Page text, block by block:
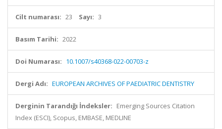
Cilt numarası: 23 Sayı: 3
Basım Tarihi: 2022
Doi Numarası: 10.1007/s40368-022-00703-z
Dergi Adı: EUROPEAN ARCHIVES OF PAEDIATRIC DENTISTRY
Derginin Tarandığı İndeksler: Emerging Sources Citation
Index (ESCI), Scopus, EMBASE, MEDLINE